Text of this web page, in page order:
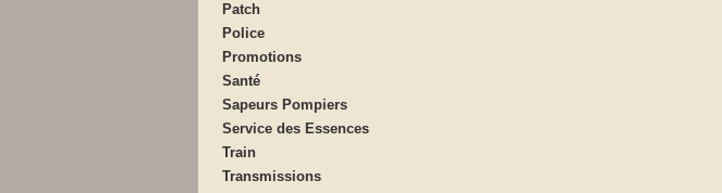
Patch
Police
Promotions
Santé
Sapeurs Pompiers
Service des Essences
Train
Transmissions